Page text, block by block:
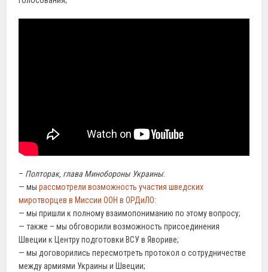
– Полторак, глава Минобороны Украины:
— мырассмотрели возможность участия шведских
миротворцев в Миссии ООН в ОРДиЛО:
— мы пришли к полному взаимопониманию по этому вопросу;
— также – мы обговорили возможность присоединения
Швеции к Центру подготовки ВСУ в Явориве;
— мы договорились пересмотреть протокол о сотрудничестве
между армиями Украины и Швеции;